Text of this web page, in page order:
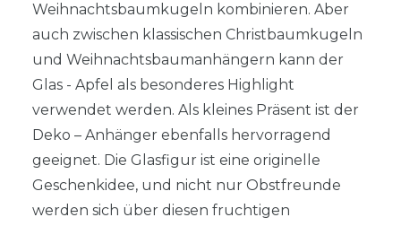
Weihnachtsbaumkugeln kombinieren. Aber
auch zwischen klassischen Christbaumkugeln
und Weihnachtsbaumanhängern kann der
Glas - Apfel als besonderes Highlight
verwendet werden. Als kleines Präsent ist der
Deko – Anhänger ebenfalls hervorragend
geeignet. Die Glasfigur ist eine originelle
Geschenkidee, und nicht nur Obstfreunde
werden sich über diesen fruchtigen